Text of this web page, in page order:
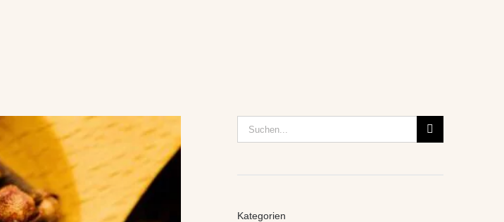
Suche
nach:
Kategorien